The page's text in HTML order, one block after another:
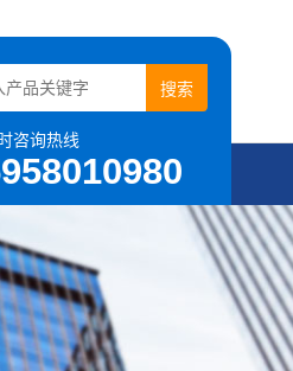
咨询热线